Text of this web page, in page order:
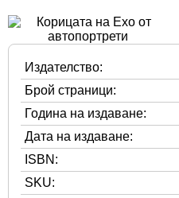
Издателство:
Брой страници:
Година на издаване:
Дата на издаване:
ISBN:
SKU: